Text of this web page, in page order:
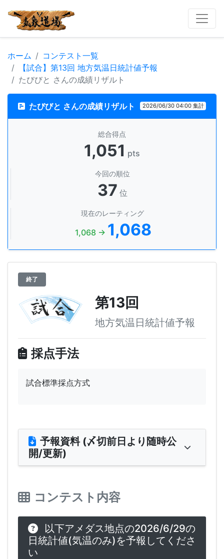
ホーム
コンテスト一覧
【試合】第13回 地方気温日統計値予報
たびびと さんの成績リザルト
たびびと さんの成績リザルト 2026/06/30 04:00 集計
総合得点
1,051 pts
今回の順位
37 位
現在のレーティング
1,068 → 1,068
終了
第13回
地方気温日統計値予報
採点手法
試合標準採点方式
予報資料 (〆切前日より随時公
開/更新)
コンテスト内容
以下アメダス地点の2026/6/29の
日統計値(気温のみ)を予報してくださ
い